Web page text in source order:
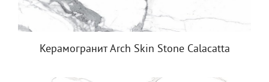
Керамогранит Arch Skin Stone Calacatta